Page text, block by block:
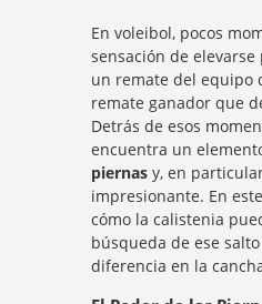
En voleibol, pocos
sensación de
un remate del equipo
remate ganador que
Detrás de esos
encuentra un
piernas y, en
impresionante. En
cómo la calistenia
búsqueda de ese
diferencia en la